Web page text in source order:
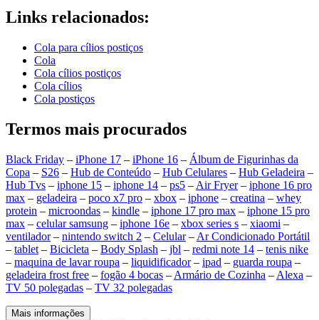
Links relacionados:
Cola para cílios postiços
Cola
Cola cílios postiços
Cola cílios
Cola postiços
Termos mais procurados
Black Friday – iPhone 17 – iPhone 16 – Álbum de Figurinhas da
Copa – S26 – Hub de Conteúdo – Hub Celulares – Hub Geladeira –
Hub Tvs – iphone 15 – iphone 14 – ps5 – Air Fryer– iphone 16 pro
max – geladeira – poco x7 pro – xbox – iphone – creatina – whey
protein – microondas – kindle – iphone 17 pro max – iphone 15 pro
max – celular samsung – iphone 16e – xbox series s – xiaomi –
ventilador– nintendo switch 2 – Celular– Ar Condicionado Portátil
– tablet – Bicicleta – Body Splash – jbl – redmi note 14 – tenis nike
– maquina de lavar roupa – liquidificador– ipad – guarda roupa –
geladeira frost free – fogão 4 bocas – Armário de Cozinha – Alexa –
TV 50 polegadas – TV 32 polegadas
Mais informações